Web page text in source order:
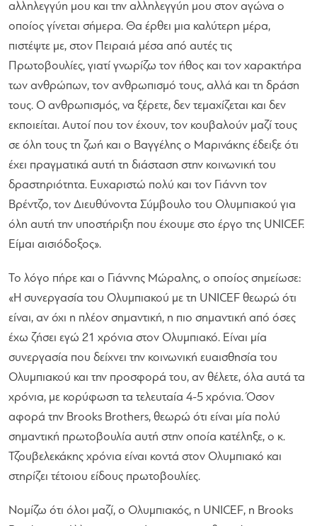
αλληλεγγύη μου και την αλληλεγγύη μου στον αγώνα ο
οποίος γίνεται σήμερα. Θα έρθει μια καλύτερη μέρα,
πιστέψτε με, στον Πειραιά μέσα από αυτές τις
Πρωτοβουλίες, γιατί γνωρίζω τον ήθος και τον χαρακτήρα
των ανθρώπων, τον ανθρωπισμό τους, αλλά και τη δράση
τους. Ο ανθρωπισμός, να ξέρετε, δεν τεμαχίζεται και δεν
εκποιείται. Αυτοί που τον έχουν, τον κουβαλούν μαζί τους
σε όλη τους τη ζωή και ο Βαγγέλης ο Μαρινάκης έδειξε ότι
έχει πραγματικά αυτή τη διάσταση στην κοινωνική του
δραστηριότητα. Ευχαριστώ πολύ και τον Γιάννη τον
Βρέντζο, τον Διευθύνοντα Σύμβουλο του Ολυμπιακού για
όλη αυτή την υποστήριξη που έχουμε στο έργο της UNICEF.
Είμαι αισιόδοξος».
Το λόγο πήρε και ο Γιάννης Μώραλης, ο οποίος σημείωσε:
«Η συνεργασία του Ολυμπιακού με τη UNICEF θεωρώ ότι
είναι, αν όχι η πλέον σημαντική, η πιο σημαντική από όσες
έχω ζήσει εγώ 21 χρόνια στον Ολυμπιακό. Είναι μία
συνεργασία που δείχνει την κοινωνική ευαισθησία του
Ολυμπιακού και την προσφορά του, αν θέλετε, όλα αυτά τα
χρόνια, με κορύφωση τα τελευταία 4-5 χρόνια. Όσον
αφορά την Brooks Brothers, θεωρώ ότι είναι μία πολύ
σημαντική πρωτοβουλία αυτή στην οποία κατέληξε, ο κ.
Τζουβελεκάκης χρόνια είναι κοντά στον Ολυμπιακό και
στηρίζει τέτοιου είδους πρωτοβουλίες.
Νομίζω ότι όλοι μαζί, ο Ολυμπιακός, η UNICEF, η Brooks